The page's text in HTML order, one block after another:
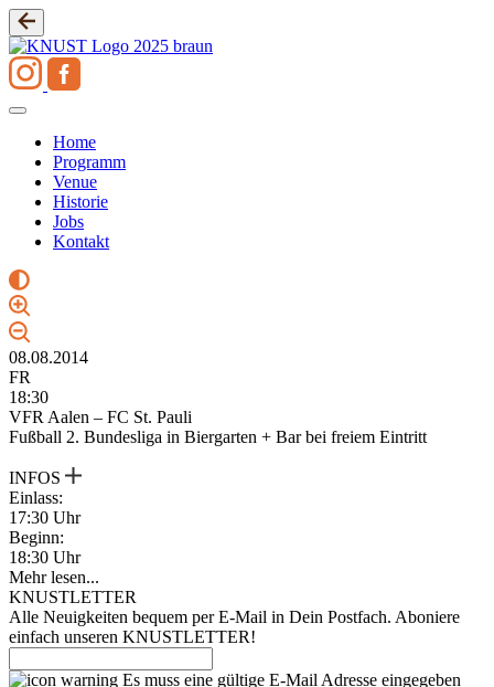
Zum
Inhalt
springen
Home
Programm
Venue
Historie
Jobs
Kontakt
08.08.2014
FR
18:30
VFR Aalen – FC St. Pauli
Fußball 2. Bundesliga in Biergarten + Bar bei freiem Eintritt
INFOS
Einlass:
17:30 Uhr
Beginn:
18:30 Uhr
Mehr lesen...
KNUSTLETTER
Alle Neuigkeiten bequem per E-Mail in Dein Postfach. Aboniere
einfach unseren KNUSTLETTER!
Es muss eine gültige E-Mail Adresse eingegeben